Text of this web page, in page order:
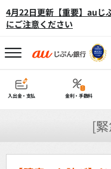
4月22日更新【重要】auじ
にご注意ください
入出金・支払 金利・手数料
[